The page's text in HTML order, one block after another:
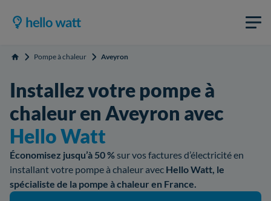
Accueil Pompe à chaleur Aveyron
Installez votre pompe à
chaleur en Aveyron avec
Hello Watt
Économisez jusqu’à 50 %sur vos factures d’électricité en
installant votre pompe à chaleur avec Hello Watt, le
spécialiste de la pompe à chaleur en France.